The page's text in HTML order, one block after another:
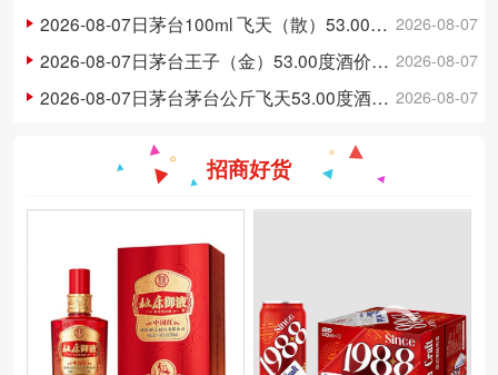
2026-08-07
2026-08-07日茅台100ml 飞天（散）53.00度酒价格为300一瓶，上涨 3元
2026-08-07
2026-08-07日茅台王子（金）53.00度酒价格为148一瓶，下跌 5元
2026-08-07
2026-08-07日茅台茅台公斤飞天53.00度酒价格为3,250一瓶，下跌 20元
招商好货